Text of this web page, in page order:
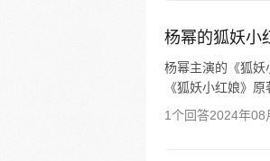
杨幂的狐妖小
杨幂主演的《狐
《狐妖小红娘》原
1个回答2024年08